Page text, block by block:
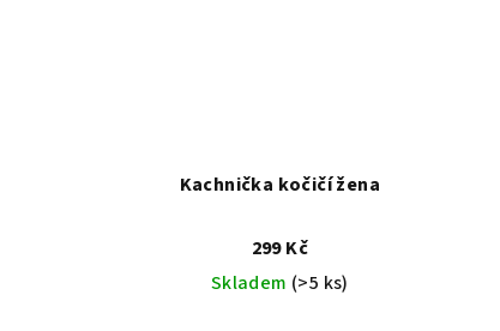
Kachnička kočičí žena
299 Kč
Skladem (>5 ks)